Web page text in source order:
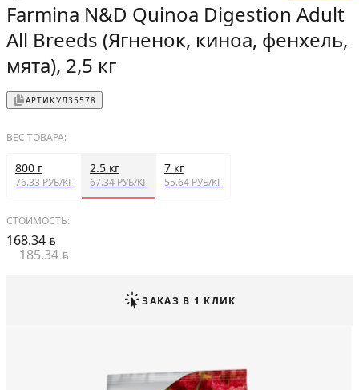
Farmina N&D Quinoa Digestion Adult
All Breeds (Ягненок, киноа, фенхель,
мята), 2,5 кг
АРТИКУЛ35578
ВЕС ТОВАРА:
800 г
76.33 РУБ/КГ
2.5 кг
67.34 РУБ/КГ
7 кг
55.64 РУБ/КГ
СТОИМОСТЬ:
168.34 BYN
185.34 BYN
ЗАКАЗ В 1 КЛИК